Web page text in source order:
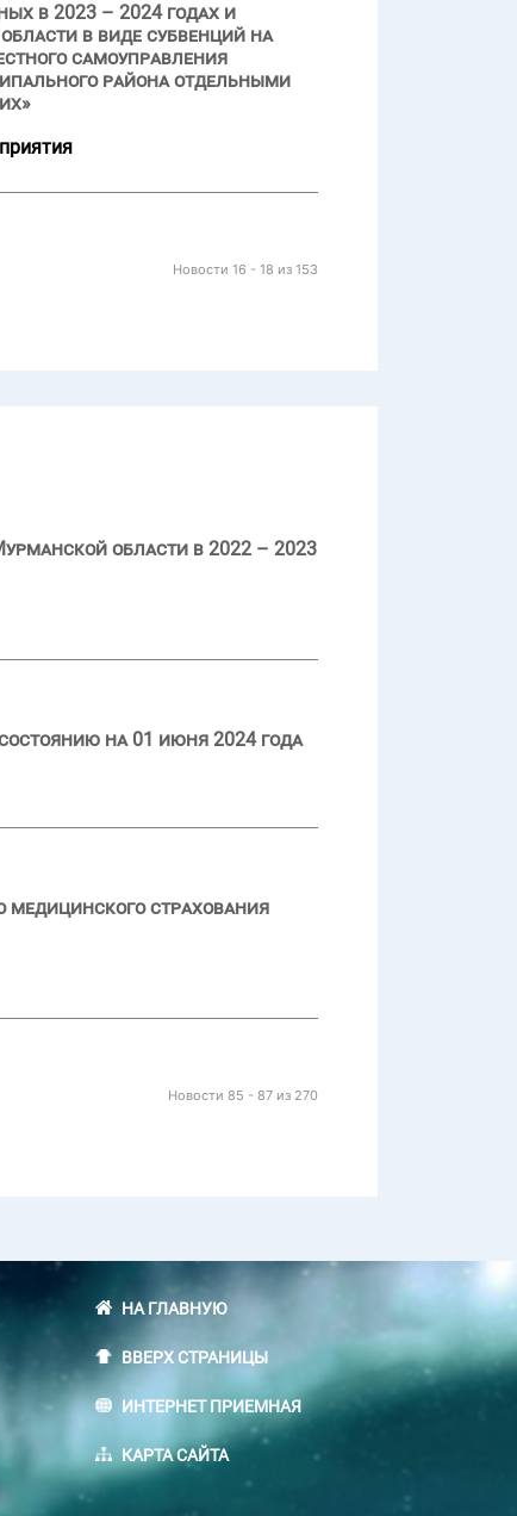
в 2023 – 2024 годах и
в виде субвенций на
самоуправления
района отдельными
Новости 16 - 18 из 153
области в 2022 – 2023
на 01 июня 2024 года
медицинского страхования
Новости 85 - 87 из 270
НА ГЛАВНУЮ
ВВЕРХ СТРАНИЦЫ
ИНТЕРНЕТ ПРИЕМНАЯ
КАРТА САЙТА